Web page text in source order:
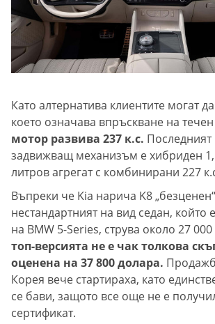
Като алтернатива клиентите могат
което означава впръскване на
мотор развива 237 к.с.
задвижващ механизъм е хибриден
литров агрегат с комбинирани 227
Въпреки че Kia нарича K8
нестандартният на вид седан, който
на BMW 5-Series, струва около 27
топ-версията не е чак толкова
оценена на 37 800 долара.
Корея вече стартираха, като
се бави, защото все още не е
сертификат.